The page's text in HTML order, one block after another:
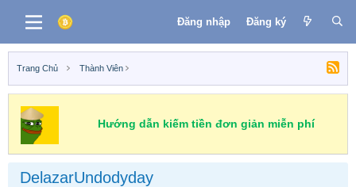
Đăng nhập Đăng ký
Trang Chủ Thành Viên
Hướng dẫn kiếm tiền đơn giản miễn phí
DelazarUndodyday